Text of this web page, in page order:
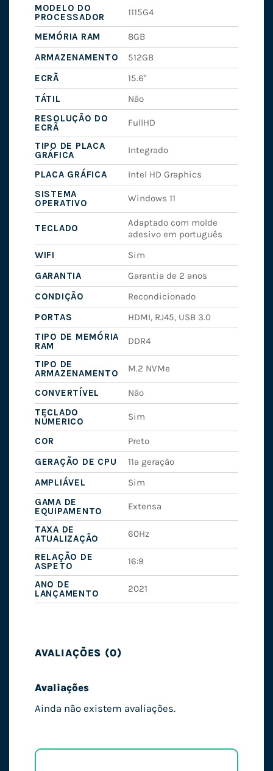
MODELO DO
PROCESSADOR
1115G4
MEMÓRIA RAM
8GB
ARMAZENAMENTO
512GB
ECRÃ
15.6"
TÁTIL
Não
RESOLUÇÃO DO
ECRÃ
FullHD
TIPO DE PLACA
GRÁFICA
Integrado
PLACA GRÁFICA
Intel HD Graphics
SISTEMA
OPERATIVO
Windows 11
TECLADO
Adaptado com molde
adesivo em português
WIFI
Sim
GARANTIA
Garantia de 2 anos
CONDIÇÃO
Recondicionado
PORTAS
HDMI, RJ45, USB 3.0
TIPO DE MEMÓRIA
RAM
DDR4
TIPO DE
ARMAZENAMENTO
M.2 NVMe
CONVERTÍVEL
Não
TECLADO
NÚMERICO
Sim
COR
Preto
GERAÇÃO DE CPU
11ª geração
AMPLIÁVEL
Sim
GAMA DE
EQUIPAMENTO
Extensa
TAXA DE
ATUALIZAÇÃO
60Hz
RELAÇÃO DE
ASPETO
16:9
ANO DE
LANÇAMENTO
2021
AVALIAÇÕES (0)
Avaliações
Ainda não existem avaliações.